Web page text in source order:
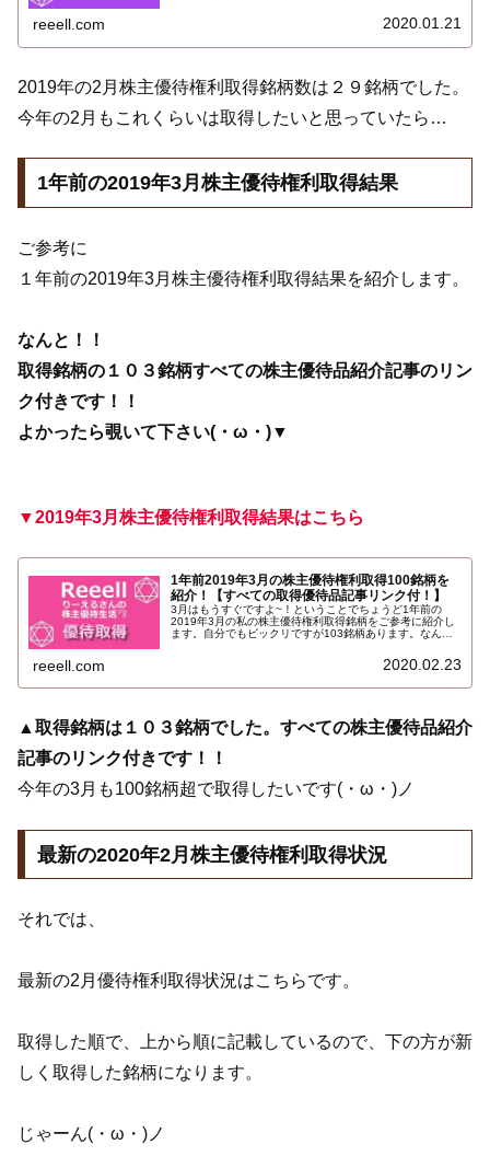
reeell.com 2020.01.21
2019年の2月株主優待権利取得銘柄数は２９銘柄でした。
今年の2月もこれくらいは取得したいと思っていたら…
1年前の2019年3月株主優待権利取得結果
ご参考に
１年前の2019年3月株主優待権利取得結果を紹介します。
なんと！！
取得銘柄の１０３銘柄すべての株主優待品紹介記事のリン
ク付きです！！
よかったら覗いて下さい(・ω・)▼
▼2019年3月株主優待権利取得結果はこちら
1年前2019年3月の株主優待権利取得100銘柄を
紹介！【すべての取得優待品記事リンク付！】
3月はもうすぐですよ~！ということでちょうど1年前の
2019年3月の私の株主優待権利取得銘柄をご参考に紹介し
ます。自分でもビックリですが103銘柄あります。なんと
reeell.com 2020.02.23
▲取得銘柄は１０３銘柄でした。すべての株主優待品紹介
記事のリンク付きです！！
今年の3月も100銘柄超で取得したいです(・ω・)ノ
最新の2020年2月株主優待権利取得状況
それでは、
最新の2月優待権利取得状況はこちらです。
取得した順で、上から順に記載しているので、下の方が新
しく取得した銘柄になります。
じゃーん(・ω・)ノ